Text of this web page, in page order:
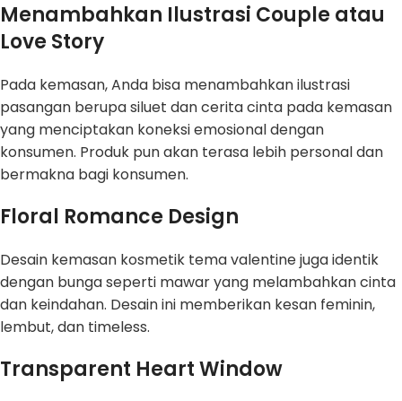
Menambahkan Ilustrasi Couple atau
Love Story
Pada kemasan, Anda bisa menambahkan ilustrasi
pasangan berupa siluet dan cerita cinta pada kemasan
yang menciptakan koneksi emosional dengan
konsumen. Produk pun akan terasa lebih personal dan
bermakna bagi konsumen.
Floral Romance Design
Desain kemasan kosmetik tema valentine juga identik
dengan bunga seperti mawar yang melambahkan cinta
dan keindahan. Desain ini memberikan kesan feminin,
lembut, dan timeless.
Transparent Heart Window